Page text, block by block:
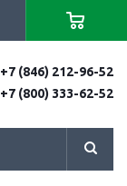
+7 (846) 212-96-52
+7 (800) 333-62-52